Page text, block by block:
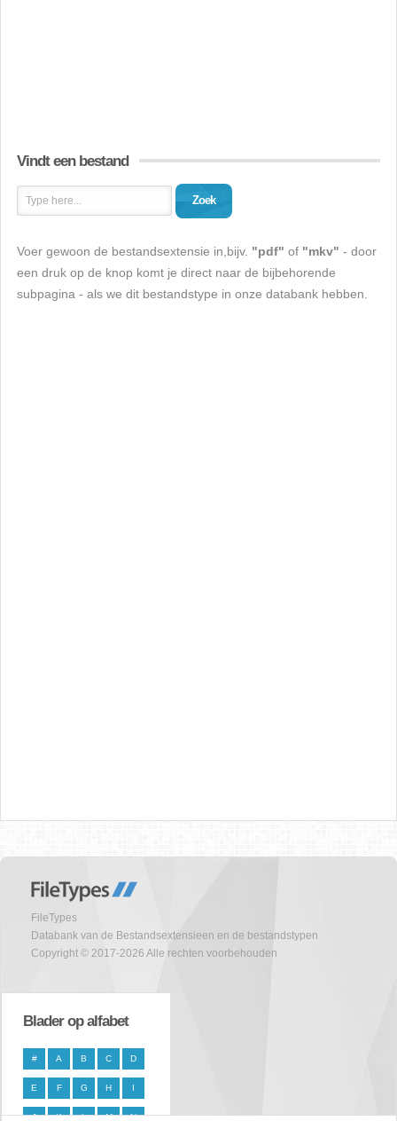
Vindt een bestand
Zoek
Voer gewoon de bestandsextensie in,bijv. "pdf" of "mkv" - door
een druk op de knop komt je direct naar de bijbehorende
subpagina - als we dit bestandstype in onze databank hebben.
FileTypes
Databank van de Bestandsextensieen en de bestandstypen
Copyright © 2017-2026 Alle rechten voorbehouden
Blader op alfabet
# A B C D
E F G H I
J K L M N